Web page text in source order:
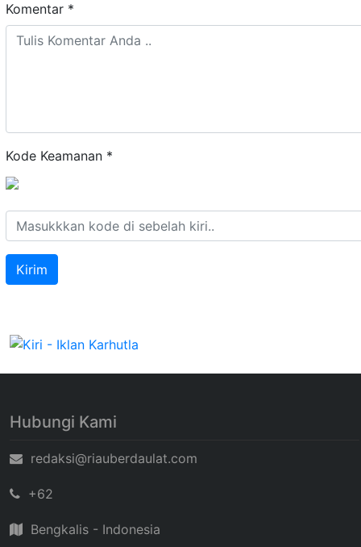
Komentar *
Kode Keamanan *
Hubungi Kami
redaksi@riauberdaulat.com
+62
Bengkalis - Indonesia